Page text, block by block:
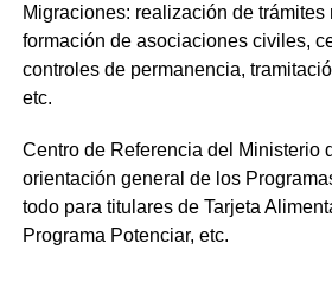
Migraciones: realización de trámites
formación de asociaciones civiles,
controles de permanencia,
etc.
Centro de Referencia del Ministerio
orientación general de los
todo para titulares de Tarjeta
Programa Potenciar, etc.